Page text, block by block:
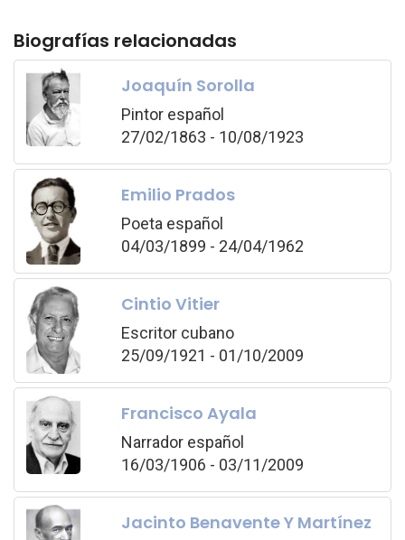
Biografías relacionadas
Joaquín Sorolla
Pintor español
27/02/1863 - 10/08/1923
Emilio Prados
Poeta español
04/03/1899 - 24/04/1962
Cintio Vitier
Escritor cubano
25/09/1921 - 01/10/2009
Francisco Ayala
Narrador español
16/03/1906 - 03/11/2009
Jacinto Benavente Y Martínez